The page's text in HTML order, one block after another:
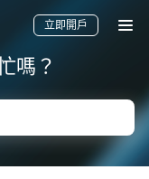
立即開戶
嗎？